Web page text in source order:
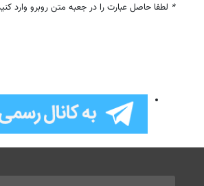
* لطفا حاصل عبارت را در جعبه متن روبرو وارد